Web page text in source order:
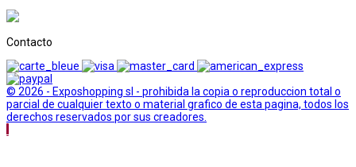
Contacto
© 2026 - Exposhopping sl - prohibida la copia o reproduccion total o
parcial de cualquier texto o material grafico de esta pagina, todos los
derechos reservados por sus creadores.